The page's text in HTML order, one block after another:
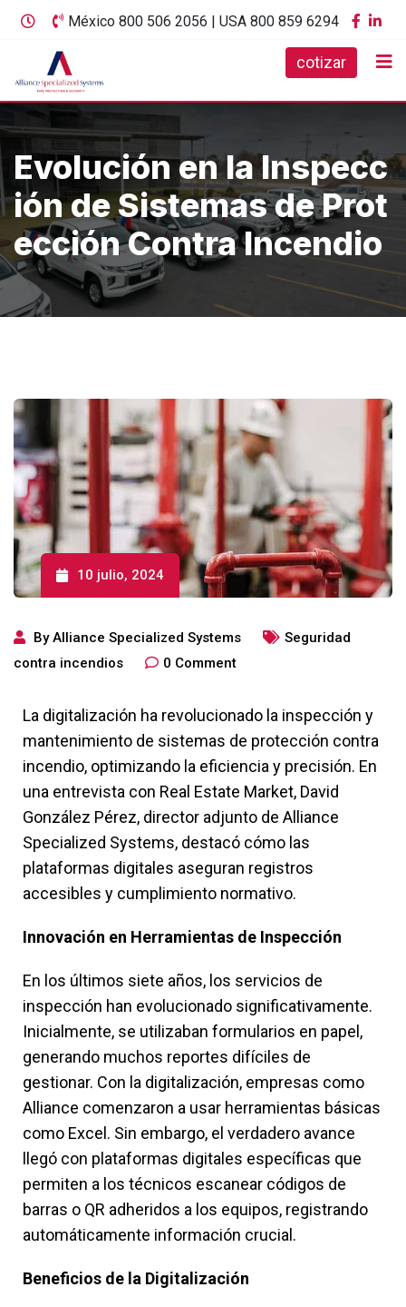
México 800 506 2056 | USA 800 859 6294
cotizar
Evolución en la Inspecc
ión de Sistemas de Prot
ección Contra Incendio
10 julio, 2024
ByAlliance Specialized Systems
Seguridad
contra incendios
0 Comment
La digitalización ha revolucionado la inspección y
mantenimiento de sistemas de protección contra
incendio, optimizando la eficiencia y precisión. En
una entrevista con Real Estate Market, David
González Pérez, director adjunto de Alliance
Specialized Systems, destacó cómo las
plataformas digitales aseguran registros
accesibles y cumplimiento normativo.
Innovación en Herramientas de Inspección
En los últimos siete años, los servicios de
inspección han evolucionado significativamente.
Inicialmente, se utilizaban formularios en papel,
generando muchos reportes difíciles de
gestionar. Con la digitalización, empresas como
Alliance comenzaron a usar herramientas básicas
como Excel. Sin embargo, el verdadero avance
llegó con plataformas digitales específicas que
permiten a los técnicos escanear códigos de
barras o QR adheridos a los equipos, registrando
automáticamente información crucial.
Beneficios de la Digitalización